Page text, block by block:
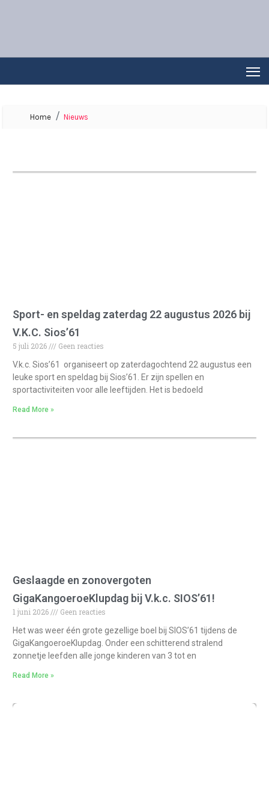
Home Nieuws
Sport- en speldag zaterdag 22 augustus 2026 bij
V.K.C. Sios’61
5 juli 2026
Geen reacties
V.k.c. Sios’61 organiseert op zaterdagochtend 22 augustus een
leuke sport en speldag bij Sios’61. Er zijn spellen en
sportactiviteiten voor alle leeftijden. Het is bedoeld
Read More »
Geslaagde en zonovergoten
GigaKangoeroeKlupdag bij V.k.c. SIOS’61!
1 juni 2026
Geen reacties
Het was weer één grote gezellige boel bij SIOS’61 tijdens de
GigaKangoeroeKlupdag. Onder een schitterend stralend
zonnetje leefden alle jonge kinderen van 3 tot en
Read More »